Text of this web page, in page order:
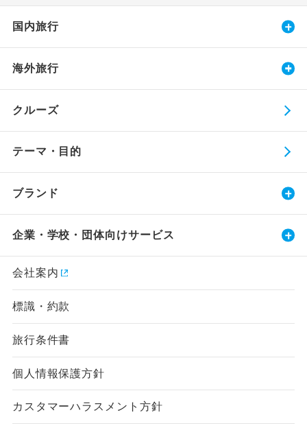
国内旅行
海外旅行
クルーズ
テーマ・目的
ブランド
企業・学校・団体向けサービス
会社案内
標識・約款
旅行条件書
個人情報保護方針
カスタマーハラスメント方針